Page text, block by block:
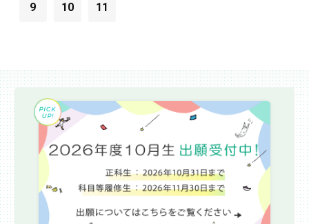
9 10 11